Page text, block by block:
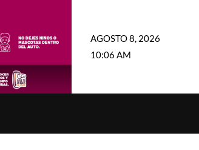
AGOSTO 8, 2026
10:06 AM